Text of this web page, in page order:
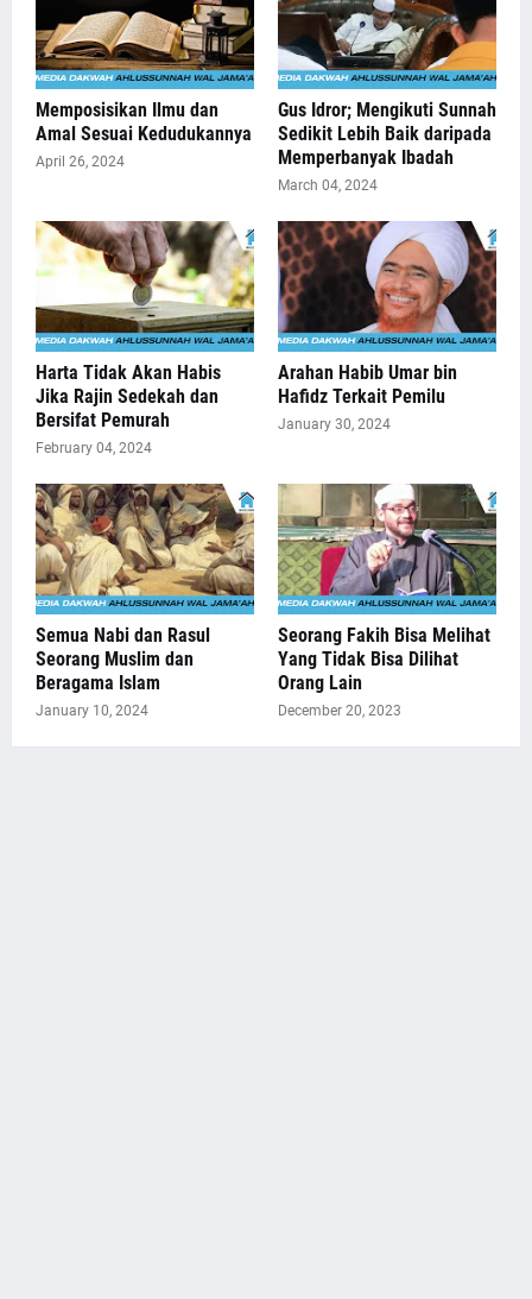
Memposisikan Ilmu dan
Amal Sesuai Kedudukannya
April 26, 2024
Gus Idror; Mengikuti Sunnah
Sedikit Lebih Baik daripada
Memperbanyak Ibadah
March 04, 2024
Harta Tidak Akan Habis
Jika Rajin Sedekah dan
Bersifat Pemurah
February 04, 2024
Arahan Habib Umar bin
Hafidz Terkait Pemilu
January 30, 2024
Semua Nabi dan Rasul
Seorang Muslim dan
Beragama Islam
January 10, 2024
Seorang Fakih Bisa Melihat
Yang Tidak Bisa Dilihat
Orang Lain
December 20, 2023